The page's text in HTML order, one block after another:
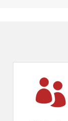
